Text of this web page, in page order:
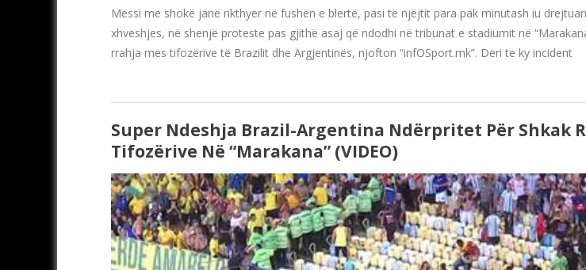
Messi me shokë janë rikthyer në fushën e blertë, pasi të njëjtit para pak minutash iu
xhveshjes, në shenjë proteste pas gjithë asaj që ndodhi në tribunat e stadiumit në
rrahja mes tifozërive të Brazilit dhe Argjentinës, njofton “infOSport.mk”. Deri te ky incident
Super Ndeshja Brazil-Argentina Ndërpritet Për Shkak
Tifozërive Në “Marakana” (VIDEO)